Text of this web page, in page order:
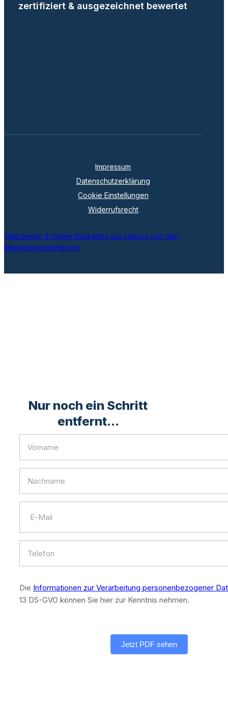
zertifiziert & ausgezeichnet bewertet
Impressum
Datenschutzerklärung
Cookie Einstellungen
Widerrufsrecht
Webdesign & Online Marketing aus Leipzig von den
Marketingexperten.de
Nur noch ein Schritt
entfernt...
Die Informationen zur Verarbeitung personenbezogener
13 DS-GVO können Sie hier zur Kenntnis nehmen.
Jetzt PDF sehen